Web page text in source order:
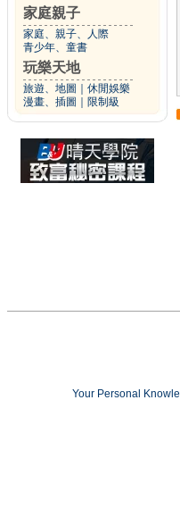
家庭親子
家庭、親子、人際
青少年、童書
玩樂天地
旅遊、地圖
休閒娛樂
漫畫、插圖
限制級
Your Personal